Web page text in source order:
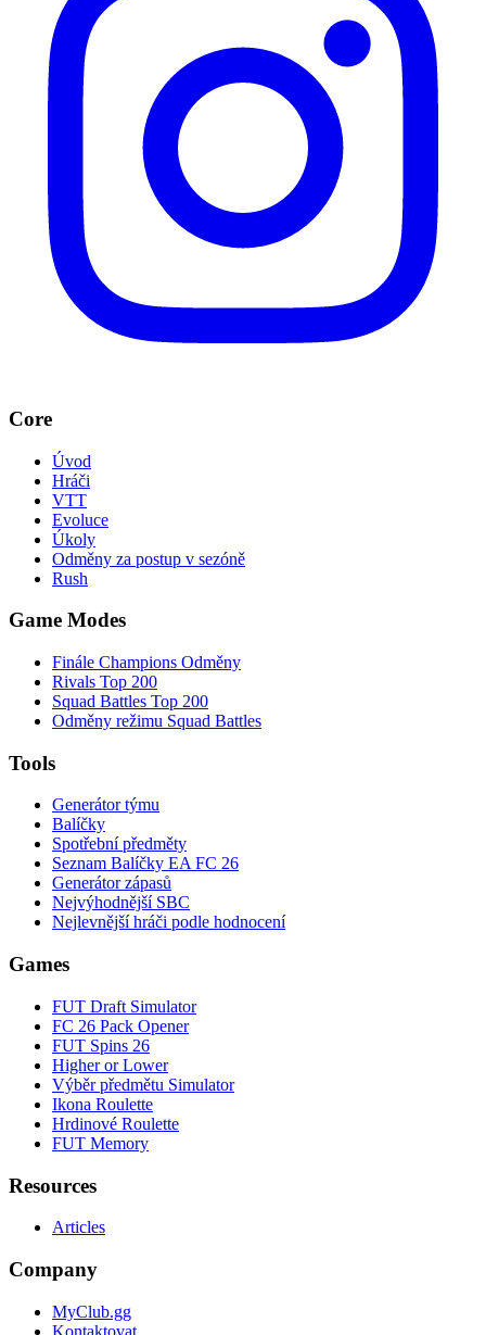
Core
Úvod
Hráči
VTT
Evoluce
Úkoly
Odměny za postup v sezóně
Rush
Game Modes
Finále Champions Odměny
Rivals Top 200
Squad Battles Top 200
Odměny režimu Squad Battles
Tools
Generátor týmu
Balíčky
Spotřební předměty
Seznam Balíčky EA FC 26
Generátor zápasů
Nejvýhodnější SBC
Nejlevnější hráči podle hodnocení
Games
FUT Draft Simulator
FC 26 Pack Opener
FUT Spins 26
Higher or Lower
Výběr předmětu Simulator
Ikona Roulette
Hrdinové Roulette
FUT Memory
Resources
Articles
Company
MyClub.gg
Kontaktovat